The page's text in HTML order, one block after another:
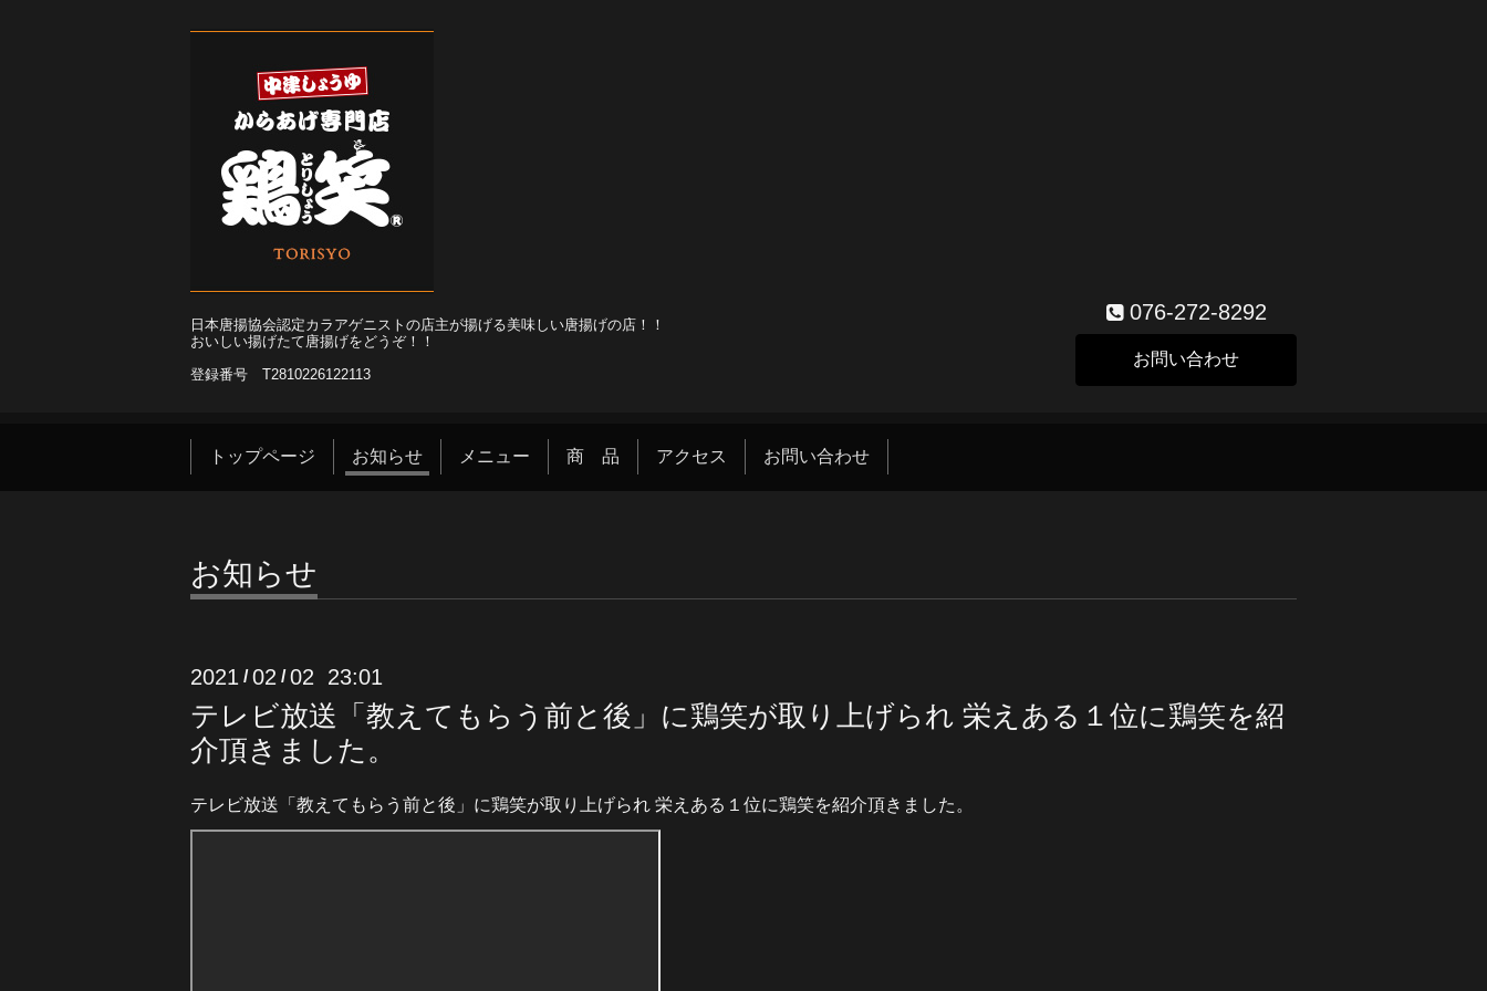
日本唐揚協会認定カラアゲニストの店主が揚げる美味しい唐揚げの店！！
おいしい揚げたて唐揚げをどうぞ！！
登録番号 T2810226122113
076-272-8292
お問い合わせ
トップページ お知らせ メニュー 商 品 アクセス お問い合わせ
お知らせ
2021 /02 /02 23:01
テレビ放送「教えてもらう前と後」に鶏笑が取り上げられ 栄えある１位に鶏笑を紹
介頂きました。
テレビ放送「教えてもらう前と後」に鶏笑が取り上げられ 栄えある１位に鶏笑を紹介頂きました。